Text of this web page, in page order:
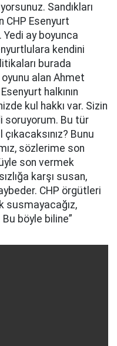
Sandıkları
CHP Esenyurt
Yedi ay boyunca
kendini
burada
alan Ahmet
halkının
kul hakkı var. Sizin
soruyorum. Bu tür
çıkacaksınız? Bunu
sözlerime son
son vermek
karşı susan,
CHP örgütleri
susmayacağız,
Bu böyle biline”